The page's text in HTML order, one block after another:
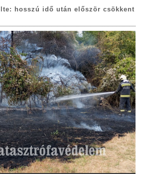
hosszú idő után először csökkent